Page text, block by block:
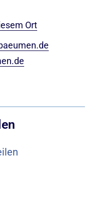
Ort